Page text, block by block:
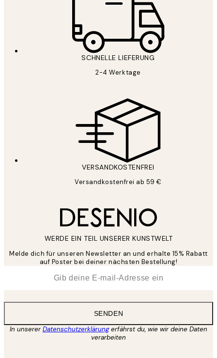
SCHNELLE LIEFERUNG
2-4 Werktage
VERSANDKOSTENFREI
Versandkostenfrei ab 59 €
WERDE EIN TEIL UNSERER KUNSTWELT
Melde dich für unseren Newsletter an und erhalte 15% Rabatt
auf Poster bei deiner nächsten Bestellung!
SENDEN
In unsererDatenschutzerklärungerfährst du, wie wir deine Daten
verarbeiten